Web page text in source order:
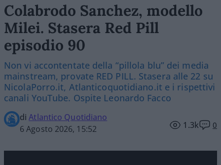
Colabrodo Sanchez, modello
Milei. Stasera Red Pill
episodio 90
Non vi accontentate della “pillola blu” dei media
mainstream, provate RED PILL. Stasera alle 22 su
NicolaPorro.it, Atlanticoquotidiano.it e i rispettivi
canali YouTube. Ospite Leonardo Facco
diAtlantico Quotidiano
6 Agosto 2026, 15:52
1.3k 0